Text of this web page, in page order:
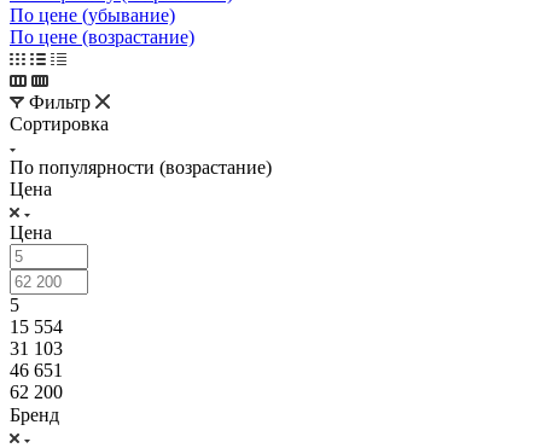
По цене (убывание)
По цене (возрастание)
Фильтр
Сортировка
По популярности (возрастание)
Цена
Цена
5
15 554
31 103
46 651
62 200
Бренд